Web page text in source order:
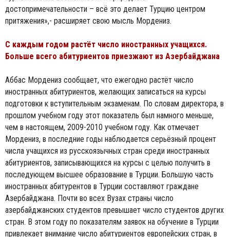
достопримечательности – всё это делает Турцию центром
притяжения»,- расширяет свою мысль Мордениз.
С каждым годом растёт число иностранных учащихся.
Больше всего абитуриентов приезжают из Азербайджана
Аббас Мордениз сообщает, что ежегодно растёт число
иностранных абитуриентов, желающих записаться на курсы
подготовки к вступительным экзаменам. По словам директора, в
прошлом учебном году этот показатель был намного меньше,
чем в настоящем, 2009-2010 учебном году. Как отмечает
Мордениз, в последние годы наблюдается серьёзный процент
числа учащихся из русскоязычных стран среди иностранных
абитуриентов, записывающихся на курсы с целью получить в
последующем высшее образование в Турции. Большую часть
иностранных абитурентов в Турции составляют граждане
Азербайджана. Почти во всех Вузах страны число
азербайджанских студентов превышает число студентов других
стран. В этом году по показателям заявок на обучение в Турции
привлекает внимание число абитуриентов европейских стран, в